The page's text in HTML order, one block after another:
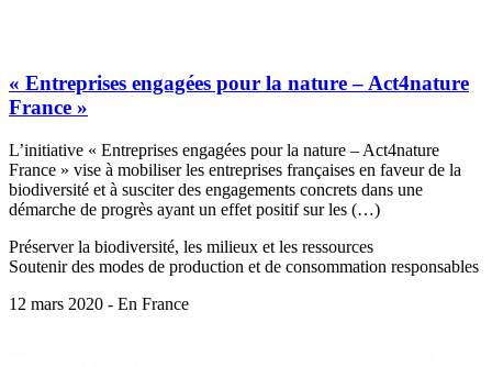
« Entreprises engagées pour la nature – Act4nature
France »
L’initiative « Entreprises engagées pour la nature – Act4nature
France » vise à mobiliser les entreprises françaises en faveur de la
biodiversité et à susciter des engagements concrets dans une
démarche de progrès ayant un effet positif sur les (…)
Préserver la biodiversité, les milieux et les ressources
Soutenir des modes de production et de consommation responsables
12 mars 2020 - En France